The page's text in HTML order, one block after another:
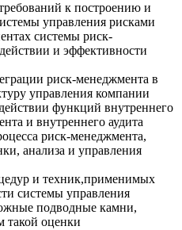
к построению и
управления рисками
системы риск-
и эффективности
риск-менеджмента в
управления компании
функций внутреннего
и внутреннего аудита
риск-менеджмента,
анализа и управления
и техник,применимых
системы управления
подводные камни,
такой оценки